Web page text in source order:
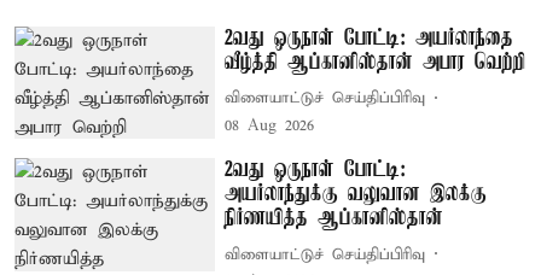
2வது ஒருநாள் போட்டி: அயர்லாந்தை
வீழ்த்தி ஆப்கானிஸ்தான் அபார வெற்றி
விளையாட்டுச் செய்திப்பிரிவு
08 Aug 2026
2வது ஒருநாள் போட்டி:
அயர்லாந்துக்கு வலுவான இலக்கு
நிர்ணயித்த ஆப்கானிஸ்தான்
விளையாட்டுச் செய்திப்பிரிவு